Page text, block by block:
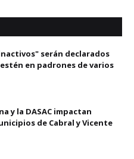
serán declarados
en padrones de varios
y la DASAC impactan
de Cabral y Vicente